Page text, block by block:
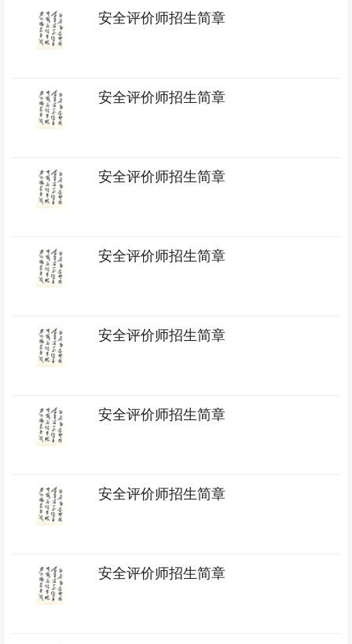
安全评价师招生简章
安全评价师招生简章
安全评价师招生简章
安全评价师招生简章
安全评价师招生简章
安全评价师招生简章
安全评价师招生简章
安全评价师招生简章